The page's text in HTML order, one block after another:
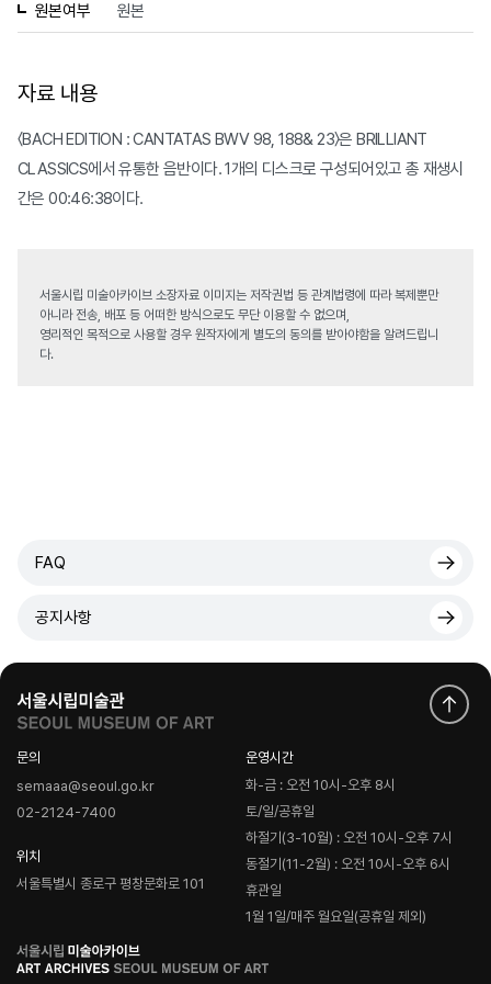
원본여부 원본
자료 내용
〈BACH EDITION : CANTATAS BWV 98, 188& 23〉은 BRILLIANT
CLASSICS에서 유통한 음반이다. 1개의 디스크로 구성되어있고 총 재생시
간은 00:46:38이다.
서울시립 미술아카이브 소장자료 이미지는 저작권법 등 관계법령에 따라 복제뿐만
아니라 전송, 배포 등 어떠한 방식으로도 무단 이용할 수 없으며,
영리적인 목적으로 사용할 경우 원작자에게 별도의 동의를 받아야함을 알려드립니
다.
FAQ
공지사항
문의
semaaa@seoul.go.kr
02-2124-7400
위치
서울특별시 종로구 평창문화로 101
운영시간
화-금 : 오전 10시-오후 8시
토/일/공휴일
하절기(3-10월) : 오전 10시-오후 7시
동절기(11-2월) : 오전 10시-오후 6시
휴관일
1월 1일/매주 월요일(공휴일 제외)
로
고